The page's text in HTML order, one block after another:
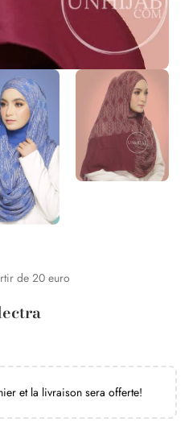
de 20 euro
et la livraison sera offerte!